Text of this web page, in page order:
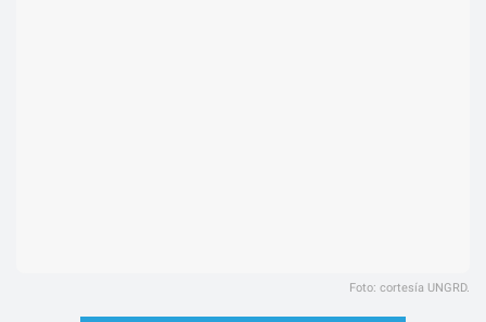
Foto: cortesía UNGRD.